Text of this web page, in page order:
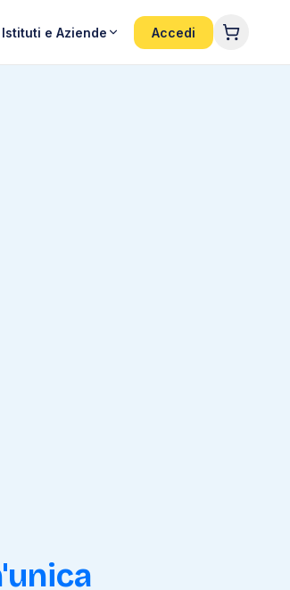
Istituti e Aziende Accedi